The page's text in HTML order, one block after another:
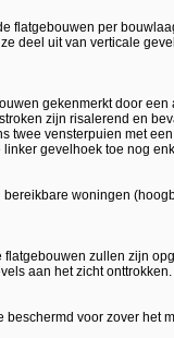
flatgebouwen per
deel uit van verticale
gekenmerkt door
zijn risalerend en
twee vensterpuien met
gevelhoek toe nog
woningen
zullen zijn
aan het zicht onttrokken.
beschermd voor zover het